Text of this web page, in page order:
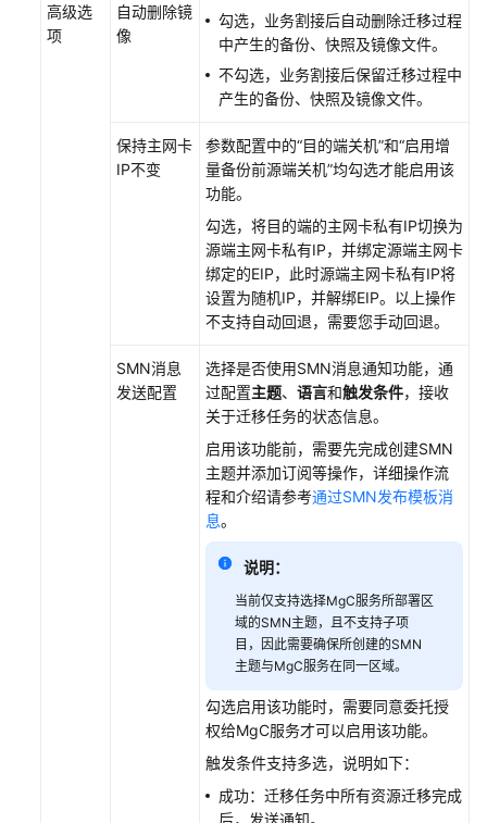
批
量
迁
高级选
项
自动删除镜
像
勾选，业务割接后自动删除迁移过程
中产生的备份、快照及镜像文件。
不勾选，业务割接后保留迁移过程中
产生的备份、快照及镜像文件。
保持主网卡
IP不变
参数配置中的“目的端关机”和“启用增
量备份前源端关机”均勾选才能启用该
功能。
勾选，将目的端的主网卡私有IP切换为
源端主网卡私有IP，并绑定源端主网卡
绑定的EIP，此时源端主网卡私有IP将
设置为随机IP，并解绑EIP。以上操作
不支持自动回退，需要您手动回退。
SMN消息
发送配置
选择是否使用SMN消息通知功能，通
过配置主题、 语言和触发条件，接收
关于迁移任务的状态信息。
启用该功能前，需要先完成创建SMN
主题并添加订阅等操作，详细操作流
程和介绍请参考通过SMN发布模板消
息。
说明：
当前仅支持选择MgC服务所部署区
域的SMN主题，且不支持子项
目，因此需要确保所创建的SMN
主题与MgC服务在同一区域。
勾选启用该功能时，需要同意委托授
权给MgC服务才可以启用该功能。
触发条件支持多选，说明如下：
成功：迁移任务中所有资源迁移完成
后，发送通知。